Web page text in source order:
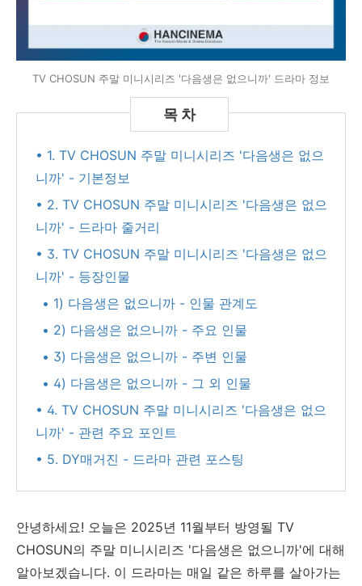
TV CHOSUN 주말 미니시리즈 '다음생은 없으니까' 드라마 정보
• 1. TV CHOSUN 주말 미니시리즈 '다음생은 없으
니까' - 기본정보
• 2. TV CHOSUN 주말 미니시리즈 '다음생은 없으
니까' - 드라마 줄거리
• 3. TV CHOSUN 주말 미니시리즈 '다음생은 없으
니까' - 등장인물
• 1) 다음생은 없으니까 - 인물 관계도
• 2) 다음생은 없으니까 - 주요 인물
• 3) 다음생은 없으니까 - 주변 인물
• 4) 다음생은 없으니까 - 그 외 인물
• 4. TV CHOSUN 주말 미니시리즈 '다음생은 없으
니까' - 관련 주요 포인트
• 5. DY매거진 - 드라마 관련 포스팅
안녕하세요! 오늘은 2025년 11월부터 방영될 TV
CHOSUN의 주말 미니시리즈 '다음생은 없으니까'에 대해
알아보겠습니다. 이 드라마는 매일 같은 하루를 살아가는